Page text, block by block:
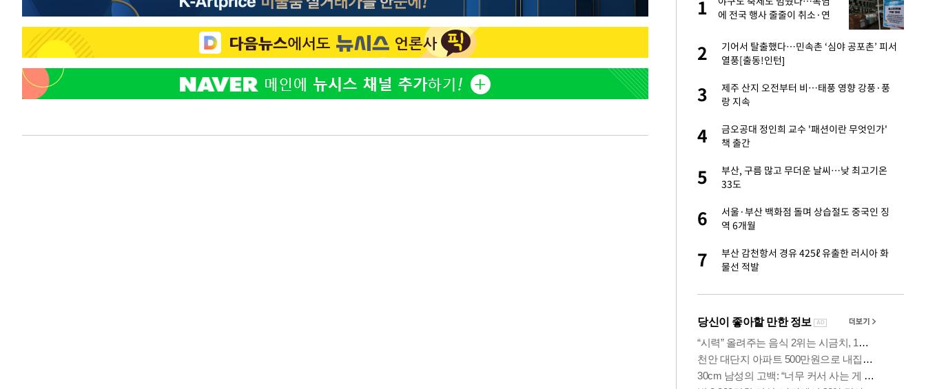
사과…"제가 틀렸습니다"
2
라', 일주일 써보니
3
英유명 여배우, 큰 교통사고서 기아차 덕에
살았다
4
1
에 전국 행사 줄줄이 취소·연
2
기어서 탈출했다…민속촌 ‘심야 공포촌’ 피서
열풍[출동!인턴]
3
제주 산지 오전부터 비…태풍 영향 강풍·풍
랑 지속
4
금오공대 정인희 교수 '패션이란 무엇인가'
책 출간
5
부산, 구름 많고 무더운 날씨…낮 최고기온
33도
6
서울·부산 백화점 돌며 상습절도 중국인 징
역 6개월
7
부산 감천항서 경유 425ℓ 유출한 러시아 화
물선 적발